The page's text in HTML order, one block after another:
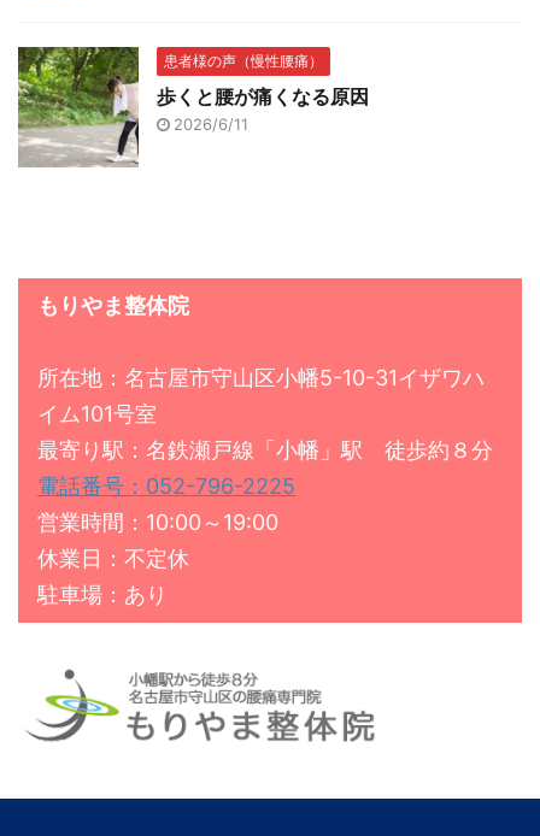
患者様の声（慢性腰痛）
歩くと腰が痛くなる原因
2026/6/11
もりやま整体院
所在地：名古屋市守山区小幡5-10-31イザワハ
イム101号室
最寄り駅：名鉄瀬戸線「小幡」駅 徒歩約８分
電話番号：052-796-2225
営業時間：10:00～19:00
休業日：不定休
駐車場：あり